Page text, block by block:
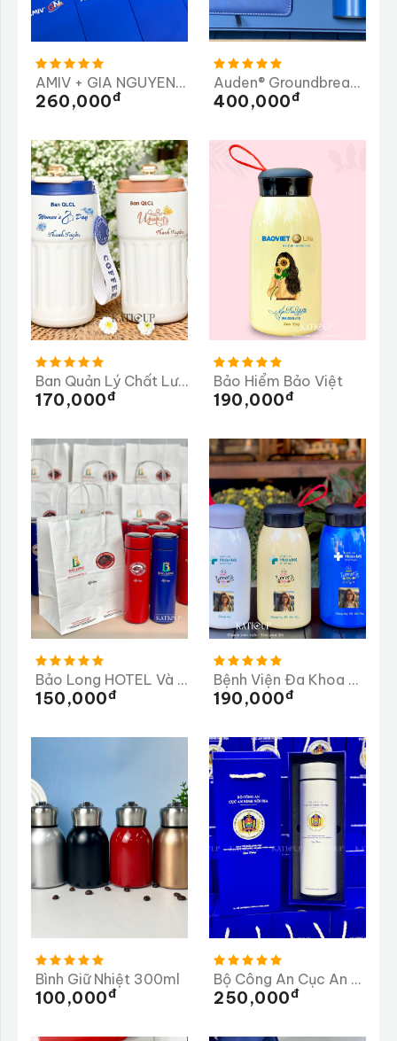
AMIV + GIA NGUYEN ME CO.,LTD ( GN )
260,000Đ
Auden® Groundbreaking Ceremony
400,000Đ
Ban Quản Lý Chất Lượng Tỉnh Quảng Ngãi
170,000Đ
Bảo Hiểm Bảo Việt
190,000Đ
Bảo Long HOTEL Và PEAK COFFEE
150,000Đ
Bệnh Viện Đa Khoa Hoàn Mỹ
190,000Đ
Bình Giữ Nhiệt 300ml
100,000Đ
Bộ Công An Cục An Ninh Nội Địa
250,000Đ